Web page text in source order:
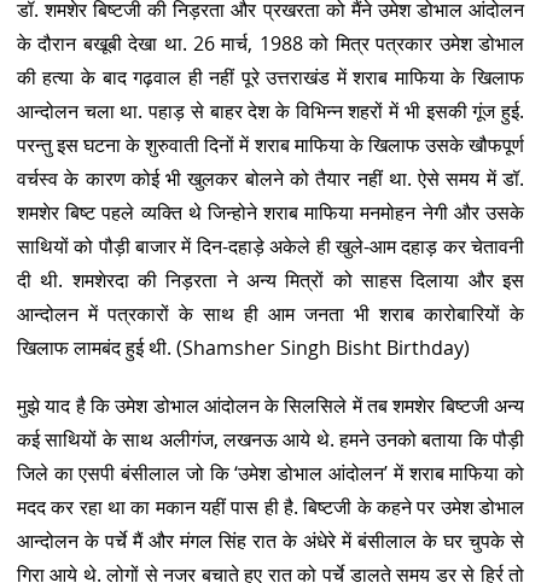
डॉ. शमशेर बिष्टजी की निड़रता और प्रखरता को मैंने उमेश डोभाल आंदोलन
के दौरान बखूबी देखा था. 26 मार्च, 1988 को मित्र पत्रकार उमेश डोभाल
की हत्या के बाद गढ़वाल ही नहीं पूरे उत्तराखंड में शराब माफिया के खिलाफ
आन्दोलन चला था. पहाड़ से बाहर देश के विभिन्न शहरों में भी इसकी गूंज हुई.
परन्तु इस घटना के शुरुवाती दिनों में शराब माफिया के खिलाफ उसके खौफपूर्ण
वर्चस्व के कारण कोई भी खुलकर बोलने को तैयार नहीं था. ऐसे समय में डॉ.
शमशेर बिष्ट पहले व्यक्ति थे जिन्होने शराब माफिया मनमोहन नेगी और उसके
साथियों को पौड़ी बाजार में दिन-दहाड़े अकेले ही खुले-आम दहाड़ कर चेतावनी
दी थी. शमशेरदा की निड़रता ने अन्य मित्रों को साहस दिलाया और इस
आन्दोलन में पत्रकारों के साथ ही आम जनता भी शराब कारोबारियों के
खिलाफ लामबंद हुई थी. (Shamsher Singh Bisht Birthday)
मुझे याद है कि उमेश डोभाल आंदोलन के सिलसिले में तब शमशेर बिष्टजी अन्य
कई साथियों के साथ अलीगंज, लखनऊ आये थे. हमने उनको बताया कि पौड़ी
जिले का एसपी बंसीलाल जो कि ‘उमेश डोभाल आंदोलन’ में शराब माफिया को
मदद कर रहा था का मकान यहीं पास ही है. बिष्टजी के कहने पर उमेश डोभाल
आन्दोलन के पर्चे मैं और मंगल सिंह रात के अंधेरे में बंसीलाल के घर चुपके से
गिरा आये थे. लोगों से नजर बचाते हुए रात को पर्चे डालते समय डर से हिर्र तो